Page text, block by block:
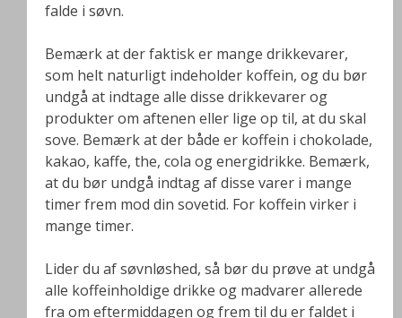
falde i søvn.
Bemærk at der faktisk er mange drikkevarer,
som helt naturligt indeholder koffein, og du bør
undgå at indtage alle disse drikkevarer og
produkter om aftenen eller lige op til, at du skal
sove. Bemærk at der både er koffein i chokolade,
kakao, kaffe, the, cola og energidrikke. Bemærk,
at du bør undgå indtag af disse varer i mange
timer frem mod din sovetid. For koffein virker i
mange timer.
Lider du af søvnløshed, så bør du prøve at undgå
alle koffeinholdige drikke og madvarer allerede
fra om eftermiddagen og frem til du er faldet i